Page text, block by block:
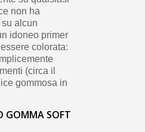
non ha
alcun
idoneo primer
colorata:
(circa il
gommosa in
GOMMA SOFT